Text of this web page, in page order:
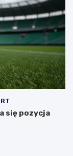
się pozycja